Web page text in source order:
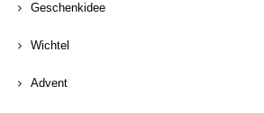
Geschenkidee
Wichtel
Advent